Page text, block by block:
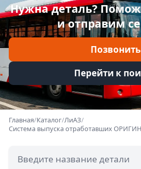
Нужна деталь?
и отправим
Позвонить
Перейти к
Главная/Каталог/ЛиАЗ/
Система выпуска отработавших